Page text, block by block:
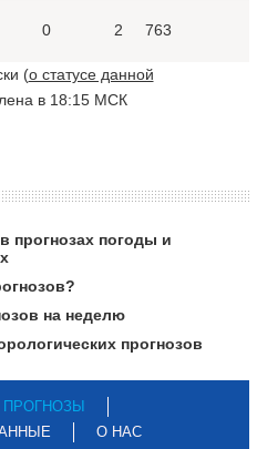
0 2 763
(о статусе данной
в 18:15 МСК
прогнозах погоды и
на неделю
прогнозов
ПРОГНОЗЫ
О НАС